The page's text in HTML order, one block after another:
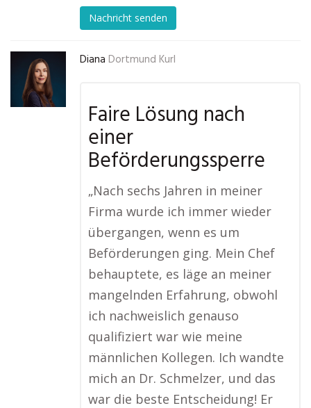
Nachricht senden
Diana Dortmund Kurl
Faire Lösung nach
einer
Beförderungssperre
„Nach sechs Jahren in meiner
Firma wurde ich immer wieder
übergangen, wenn es um
Beförderungen ging. Mein Chef
behauptete, es läge an meiner
mangelnden Erfahrung, obwohl
ich nachweislich genauso
qualifiziert war wie meine
männlichen Kollegen. Ich wandte
mich an Dr. Schmelzer, und das
war die beste Entscheidung! Er